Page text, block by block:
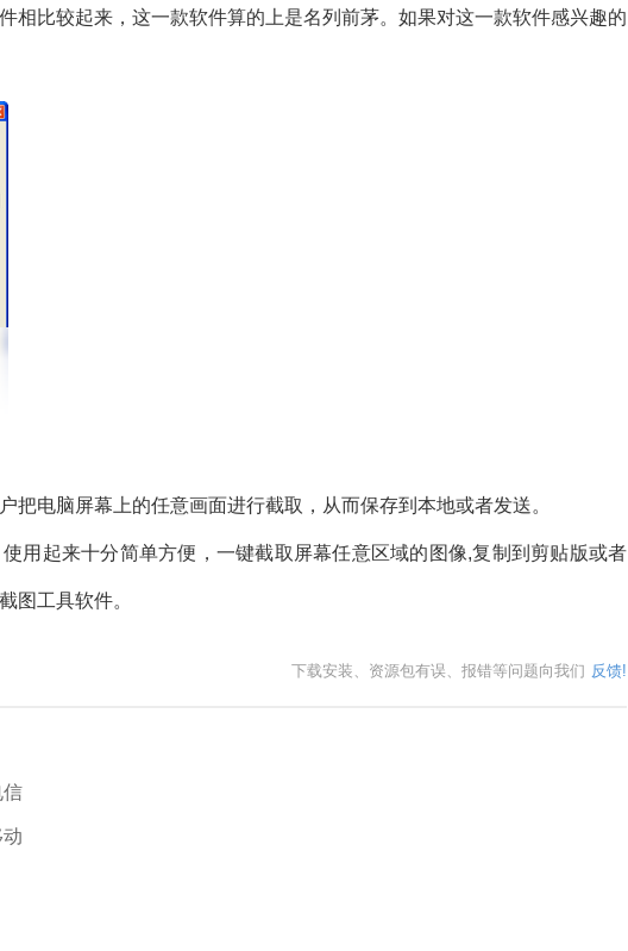
相比较起来，这一款软件算的上是名列前茅。如果对这一款软件感兴趣的
电脑屏幕上的任意画面进行截取，从而保存到本地或者发送。
起来十分简单方便，一键截取屏幕任意区域的图像,复制到剪贴版或者
图工具软件。
下载安装、资源包有误、报错等问题向我们 反馈!
信